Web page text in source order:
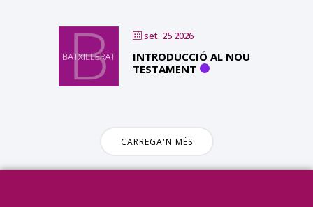
set. 25 2026
INTRODUCCIÓ AL NOU
TESTAMENT
CARREGA'N MÉS